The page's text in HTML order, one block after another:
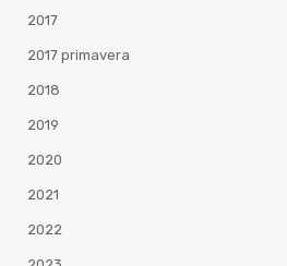
2017
2017 primavera
2018
2019
2020
2021
2022